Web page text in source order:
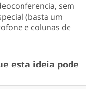
sem
(basta um
e colunas de
esta ideia pode